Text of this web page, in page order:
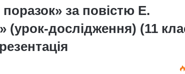
за повістю Е.
(урок-дослідження) (11